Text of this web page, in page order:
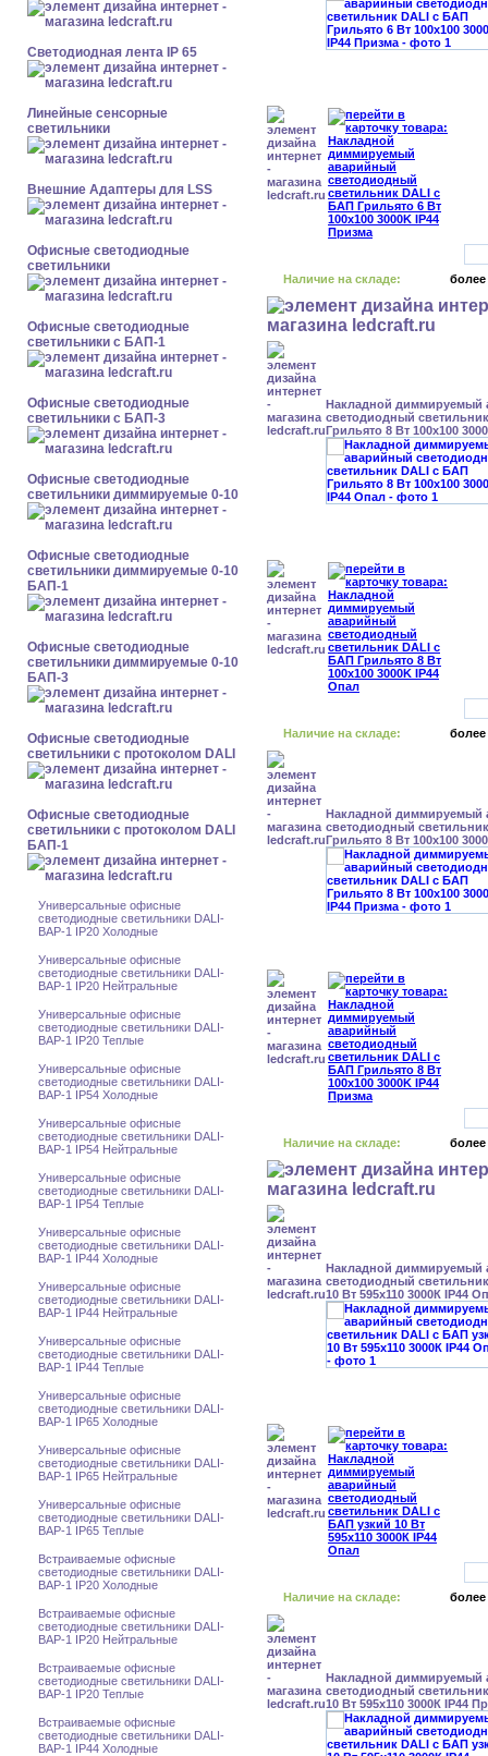
Светодиодная лента IP 65
Линейные сенсорные
светильники
Внешние Адаптеры для LSS
Офисные светодиодные
светильники
Офисные светодиодные
светильники с БАП-1
Офисные светодиодные
светильники с БАП-3
Офисные светодиодные
светильники диммируемые 0-10
Офисные светодиодные
светильники диммируемые 0-10
БАП-1
Офисные светодиодные
светильники диммируемые 0-10
БАП-3
Офисные светодиодные
светильники с протоколом DALI
Офисные светодиодные
светильники с протоколом DALI
БАП-1
Универсальные офисные
светодиодные светильники DALI-
BAP-1 IP20 Холодные
Универсальные офисные
светодиодные светильники DALI-
BAP-1 IP20 Нейтральные
Универсальные офисные
светодиодные светильники DALI-
BAP-1 IP20 Теплые
Универсальные офисные
светодиодные светильники DALI-
BAP-1 IP54 Холодные
Универсальные офисные
светодиодные светильники DALI-
BAP-1 IP54 Нейтральные
Универсальные офисные
светодиодные светильники DALI-
BAP-1 IP54 Теплые
Универсальные офисные
светодиодные светильники DALI-
BAP-1 IP44 Холодные
Универсальные офисные
светодиодные светильники DALI-
BAP-1 IP44 Нейтральные
Универсальные офисные
светодиодные светильники DALI-
BAP-1 IP44 Теплые
Универсальные офисные
светодиодные светильники DALI-
BAP-1 IP65 Холодные
Универсальные офисные
светодиодные светильники DALI-
BAP-1 IP65 Нейтральные
Универсальные офисные
светодиодные светильники DALI-
BAP-1 IP65 Теплые
Встраиваемые офисные
светодиодные светильники DALI-
BAP-1 IP20 Холодные
Встраиваемые офисные
светодиодные светильники DALI-
BAP-1 IP20 Нейтральные
Встраиваемые офисные
светодиодные светильники DALI-
BAP-1 IP20 Теплые
Встраиваемые офисные
светодиодные светильники DALI-
BAP-1 IP44 Холодные
Наличие на складе: более
Накладной диммируемый
светодиодный
Грильято 8 Вт 100x100
Наличие на складе: более
Накладной диммируемый
светодиодный
Грильято 8 Вт 100x100
Наличие на складе: более
Накладной диммируемый
светодиодный
10 Вт 595x110 3000К IP44
Наличие на складе: более
Накладной диммируемый
светодиодный
10 Вт 595x110 3000К IP44